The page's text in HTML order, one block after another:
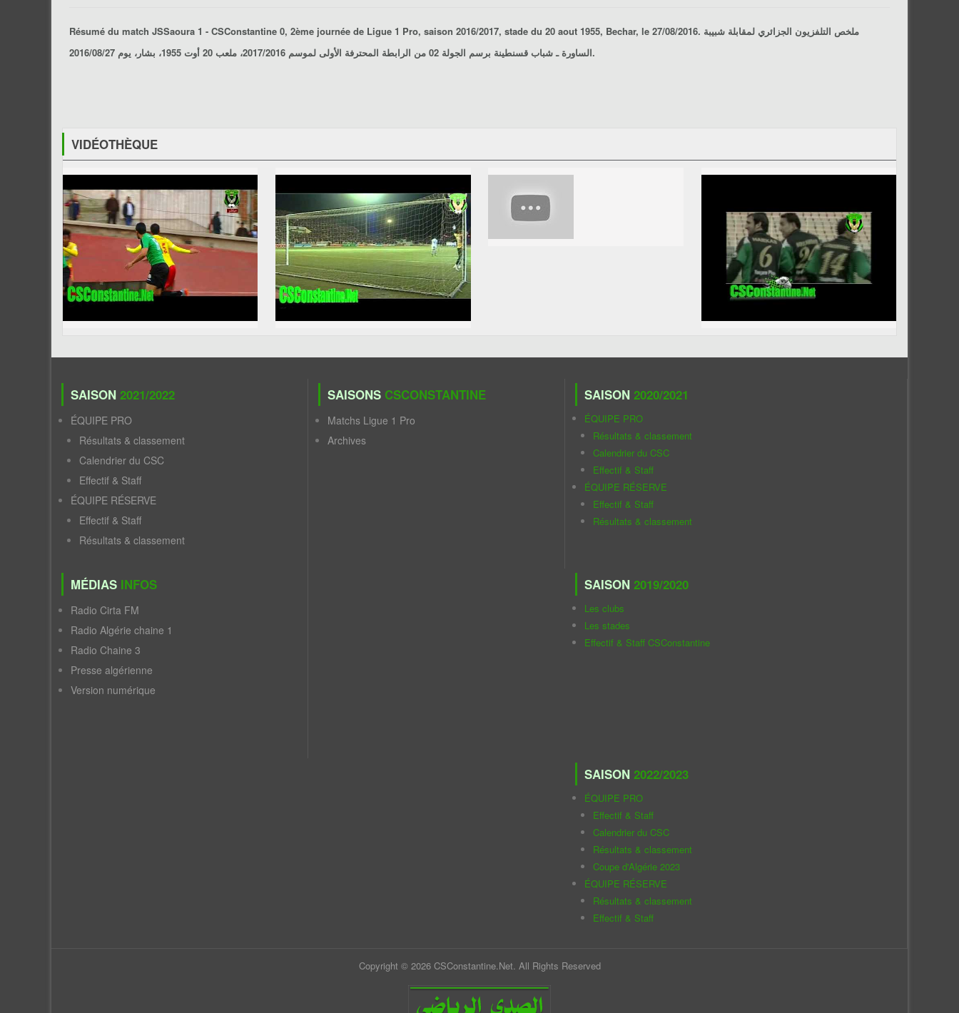
Résumé du match JSSaoura 1 - CSConstantine 0 , 2ème journée de Ligue 1 Pro, saison 2016/2017, stade du 20 aout 1955, Bechar, le 27/08/2016. ملخص التلفزيون الجزائري لمقابلة شبيبة
الساورة ـ شباب قسنطينةبرسم الجولة 02 من الرابطة المحترفة الأولى لموسم 2017/2016، ملعب 20 أوت 1955، بشار، يوم 2016/08/27.
VIDÉOTHÈQUE
SAISON 2021/2022
ÉQUIPE PRO
Résultats & classement
Calendrier du CSC
Effectif & Staff
ÉQUIPE RÉSERVE
Effectif & Staff
Résultats & classement
MÉDIAS INFOS
Radio Cirta FM
Radio Algérie chaine 1
Radio Chaine 3
Presse algérienne
Version numérique
SAISONS CSCONSTANTINE
Matchs Ligue 1 Pro
Archives
SAISON 2020/2021
ÉQUIPE PRO
Résultats & classement
Calendrier du CSC
Effectif & Staff
ÉQUIPE RÉSERVE
Effectif & Staff
Résultats & classement
SAISON 2019/2020
Les clubs
Les stades
Effectif & Staff CSConstantine
SAISON 2022/2023
ÉQUIPE PRO
Effectif & Staff
Calendrier du CSC
Résultats & classement
Coupe d'Algérie 2023
ÉQUIPE RÉSERVE
Résultats & classement
Effectif & Staff
Copyright © 2026 CSConstantine.Net. All Rights Reserved